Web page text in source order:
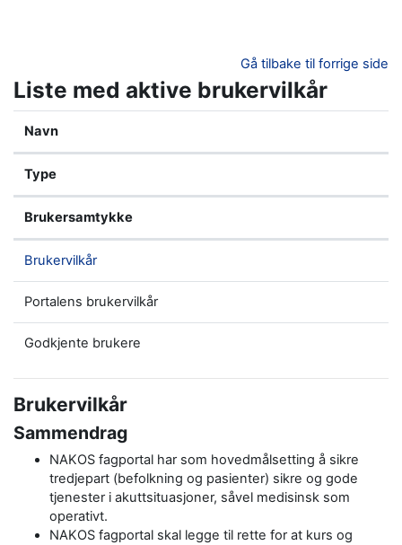
Gå tilbake til forrige side
Liste med aktive brukervilkår
Navn
Type
Brukersamtykke
Brukervilkår
Portalens brukervilkår
Godkjente brukere
Brukervilkår
Sammendrag
NAKOS fagportal har som hovedmålsetting å sikre
tredjepart (befolkning og pasienter) sikre og gode
tjenester i akuttsituasjoner, såvel medisinsk som
operativt.
NAKOS fagportal skal legge til rette for at kurs og